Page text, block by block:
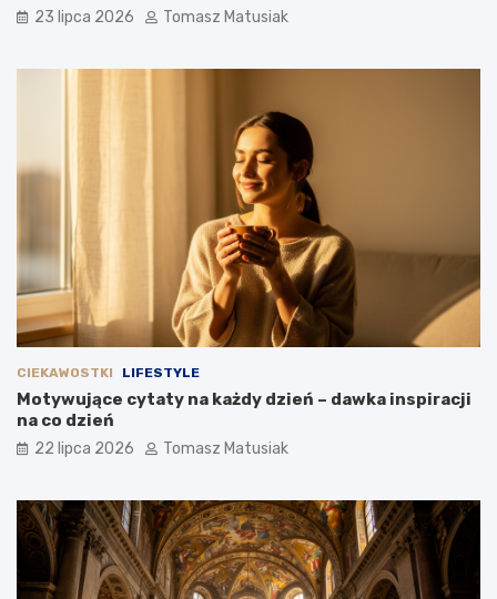
23 lipca 2026 Tomasz Matusiak
CIEKAWOSTKI LIFESTYLE
Motywujące cytaty na każdy dzień – dawka inspiracji
na co dzień
22 lipca 2026 Tomasz Matusiak